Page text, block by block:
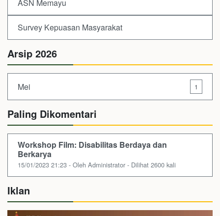
ASN Memayu
Survey Kepuasan Masyarakat
Arsip 2026
Mei 1
Paling Dikomentari
Workshop Film: Disabilitas Berdaya dan
Berkarya
15/01/2023 21:23 - Oleh Administrator - Dilihat 2600 kali
Iklan